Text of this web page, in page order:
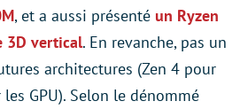
, et a aussi présenté un Ryzen
3D vertical. En revanche, pas un
architectures (Zen 4 pour
les GPU). Selon le dénommé